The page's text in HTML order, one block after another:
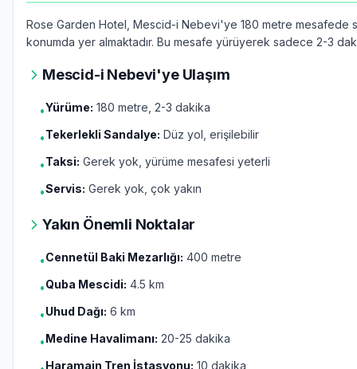
Rose Garden Hotel, Mescid-i Nebevi'ye 180 metre mesafede
konumda yer almaktadır. Bu mesafe yürüyerek sadece 2-3
Mescid-i Nebevi'ye Ulaşım
•Yürüme: 180 metre, 2-3 dakika
•Tekerlekli Sandalye: Düz yol, erişilebilir
•Taksi: Gerek yok, yürüme mesafesi yeterli
•Servis: Gerek yok, çok yakın
Yakın Önemli Noktalar
•Cennetül Baki Mezarlığı: 400 metre
•Quba Mescidi: 4.5 km
•Uhud Dağı: 6 km
•Medine Havalimanı: 20-25 dakika
Haramain Tren İstasyonu: 10 dakika